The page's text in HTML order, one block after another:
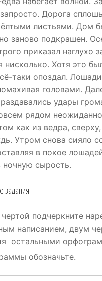
Дорога
листьями. Дом
заново подкрашен.
приказал наглухо
нисколько. Хотя это
таки опоздал.
головами.
удары
рядом
как из ведра,
Утром снова сияло
в покое
ночную сырость.
задания
подчеркните
написанием, двум
остальными
обозначьте.